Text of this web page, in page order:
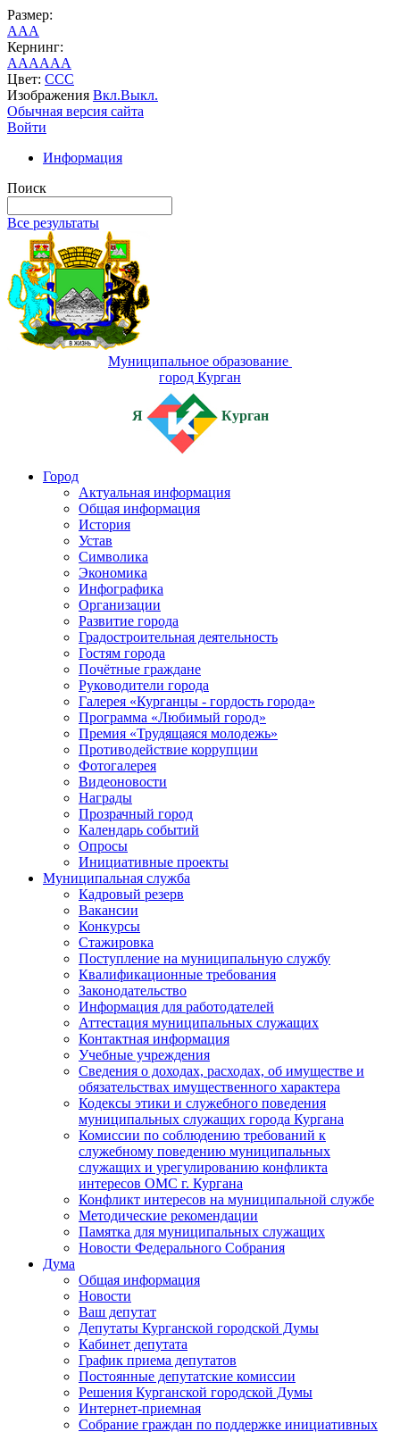
Размер:
AAA
Кернинг:
AAAAAA
Цвет: CCC
Изображения Вкл.Выкл.
Обычная версия сайта
Войти
Информация
Поиск
Все результаты
Муниципальное образование
город Курган
Я Курган
Город
Актуальная информация
Общая информация
История
Устав
Символика
Экономика
Инфографика
Организации
Развитие города
Градостроительная деятельность
Гостям города
Почётные граждане
Руководители города
Галерея «Курганцы - гордость города»
Программа «Любимый город»
Премия «Трудящаяся молодежь»
Противодействие коррупции
Фотогалерея
Видеоновости
Награды
Прозрачный город
Календарь событий
Опросы
Инициативные проекты
Муниципальная служба
Кадровый резерв
Вакансии
Конкурсы
Стажировка
Поступление на муниципальную службу
Квалификационные требования
Законодательство
Информация для работодателей
Аттестация муниципальных служащих
Контактная информация
Учебные учреждения
Сведения о доходах, расходах, об имуществе и
обязательствах имущественного характера
Кодексы этики и служебного поведения
муниципальных служащих города Кургана
Комиссии по соблюдению требований к
служебному поведению муниципальных
служащих и урегулированию конфликта
интересов ОМС г. Кургана
Конфликт интересов на муниципальной службе
Методические рекомендации
Памятка для муниципальных служащих
Новости Федерального Cобрания
Дума
Общая информация
Новости
Ваш депутат
Депутаты Курганской городской Думы
Кабинет депутата
График приема депутатов
Постоянные депутатские комиссии
Решения Курганской городской Думы
Интернет-приемная
Собрание граждан по поддержке инициативных